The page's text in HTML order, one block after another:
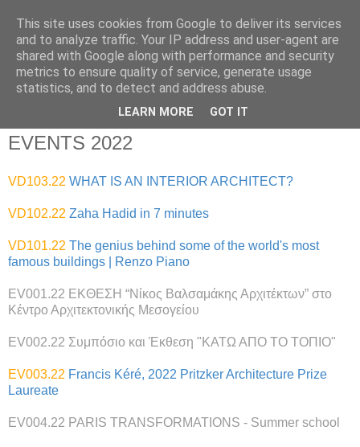
EVENTS 2022
VD103.22 WHAT IS AN INTERIOR ARCHITECT?
VD102.22 Zaha Hadid in 7 minutes
VD101.22 The genius behind some of the world's most
famous buildings | Renzo Piano
EV001.22 ΕΚΘΕΣΗ “Νίκος Βαλσαμάκης Αρχιτέκτων” στο
Κέντρο Αρχιτεκτονικής Μεσογείου
EV002.22 Συμπόσιο και Έκθεση "ΚΑΤΩ ΑΠΟ ΤΟ ΤΟΠΙΟ"
EV003.22 Francis Kéré, 2022 Pritzker Architecture Prize
Laureate
EV004.22 PARIS TRANSFORMATIONS - Summer school
This site uses cookies from Google to deliver its services
and to analyze traffic. Your IP address and user-agent are
shared with Google along with performance and security
metrics to ensure quality of service, generate usage
statistics, and to detect and address abuse.
LEARN MORE GOT IT